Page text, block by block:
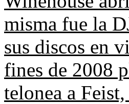
misma fue la
sus discos en
fines de 2008
telonea a